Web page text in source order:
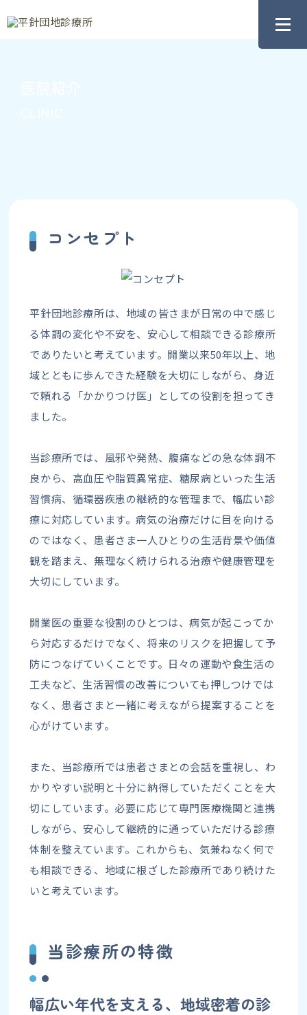
コンセプト
平針団地診療所は、地域の皆さまが日常の中で感じ
る体調の変化や不安を、安心して相談できる診療所
でありたいと考えています。開業以来50年以上、地
域とともに歩んできた経験を大切にしながら、身近
で頼れる「かかりつけ医」としての役割を担ってき
ました。
当診療所では、風邪や発熱、腹痛などの急な体調不
良から、高血圧や脂質異常症、糖尿病といった生活
習慣病、循環器疾患の継続的な管理まで、幅広い診
療に対応しています。病気の治療だけに目を向ける
のではなく、患者さま一人ひとりの生活背景や価値
観を踏まえ、無理なく続けられる治療や健康管理を
大切にしています。
開業医の重要な役割のひとつは、病気が起こってか
ら対応するだけでなく、将来のリスクを把握して予
防につなげていくことです。日々の運動や食生活の
工夫など、生活習慣の改善についても押しつけでは
なく、患者さまと一緒に考えながら提案することを
心がけています。
また、当診療所では患者さまとの会話を重視し、わ
かりやすい説明と十分に納得していただくことを大
切にしています。必要に応じて専門医療機関と連携
しながら、安心して継続的に通っていただける診療
体制を整えています。これからも、気兼ねなく何で
も相談できる、地域に根ざした診療所であり続けた
いと考えています。
当診療所の特徴
幅広い年代を支える、地域密着の診